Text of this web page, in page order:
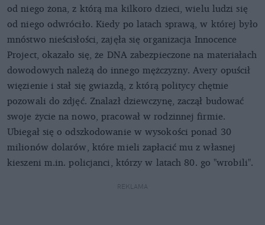
od niego żona, z którą ma kilkoro dzieci, wielu ludzi się
od niego odwróciło. Kiedy po latach sprawą, w której było
mnóstwo nieścisłości, zajęła się organizacja Innocence
Project, okazało się, że DNA zabezpieczone na materiałach
dowodowych należą do innego mężczyzny. Avery opuścił
więzienie i stał się gwiazdą, z którą politycy chętnie
pozowali do zdjęć. Znalazł dziewczynę, zaczął budować
swoje życie na nowo, pracował w rodzinnej firmie.
Ubiegał się o odszkodowanie w wysokości ponad 30
milionów dolarów, które mieli zapłacić mu z własnej
kieszeni m.in. policjanci, którzy w latach 80. go "wrobili".
REKLAMA